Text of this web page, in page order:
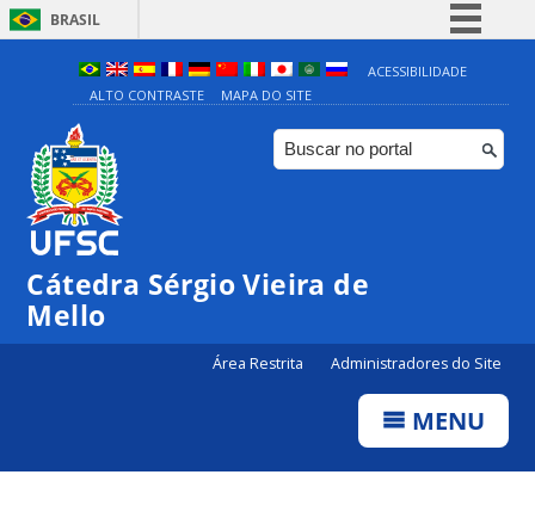
BRASIL
Simplifique!
Comunica BR
Participe
ACESSIBILIDADE
ALTO CONTRASTE
MAPA DO SITE
Cátedra Sérgio Vieira de
Mello
Área Restrita Administradores do Site
MENU